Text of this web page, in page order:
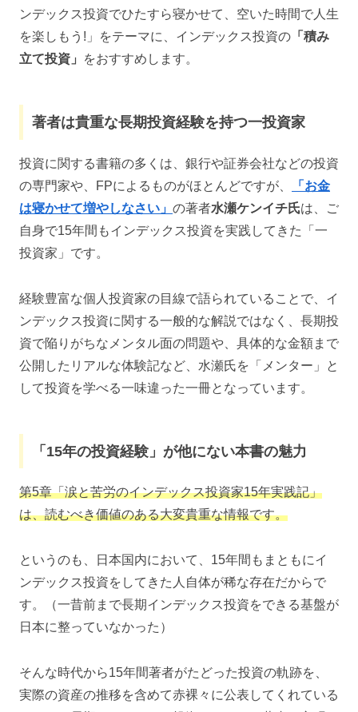
ンデックス投資でひたすら寝かせて、空いた時間で人生
を楽しもう!」をテーマに、インデックス投資の 「積み
立て投資」
をおすすめします。
著者は貴重な長期投資経験を持つ一投資家
投資に関する書籍の多くは、銀行や証券会社などの投資
の専門家や、FPによるものがほとんどですが、
「お金
は寝かせて増やしなさい」 の著者水瀬ケンイチ氏は、ご
自身で15年間もインデックス投資を実践してきた「一
投資家」です。
経験豊富な個人投資家の目線で語られていることで、イ
ンデックス投資に関する一般的な解説ではなく、長期投
資で陥りがちなメンタル面の問題や、具体的な金額まで
公開したリアルな体験記など、水瀬氏を「メンター」と
して投資を学べる一味違った一冊となっています。
「15年の投資経験」が他にない本書の魅力
第5章「涙と苦労のインデックス投資家15年実践記」
は、読むべき価値のある大変貴重な情報です。
というのも、日本国内において、15年間もまともにイ
ンデックス投資をしてきた人自体が稀な存在だからで
す。（一昔前まで長期インデックス投資をできる基盤が
日本に整っていなかった）
そんな時代から15年間著者がたどった投資の軌跡を、
実際の資産の推移を含めて赤裸々に公表してくれている